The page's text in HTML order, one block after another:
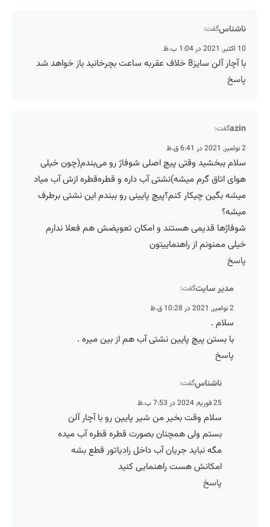
ناشناسگفت:
10 اکتبر, 2021 در 1:04 ب.ظ
با آچار آلن سایز8 خلاف عقربه ساعت بچرخانید باز خواهد شد
پاسخ
azinگفت:
2 نوامبر, 2021 در 6:41 ق.ظ
سلام ببخشید وقتی پیچ اصلی شوفاژ رو می‌بندم(چون خیلی
هوای اتاق گرم میشه)نشتی آب داره و قطره‌قطره ازش آب میاد
میشه بگین چیکار کنم؟پیچ پایینی رو ببندم این نشتی برطرف
میشه؟
شوفاژها قدیمی هستند و امکان تعویضش هم فعلا ندارم
خیلی ممنونم از راهنماییتون
پاسخ
مدیر سایتگفت:
2 نوامبر, 2021 در 10:28 ق.ظ
سلام .
با بستن پیچ پایین نشتی آب هم از بین میره .
پاسخ
ناشناسگفت:
25 فوریه, 2024 در 7:53 ب.ظ
سلام وقت بخیر من شیر پایین رو با آچار آلن
بستم ولی همچنان بصورت قطره‌ قطره آب میده
مگه نباید جریان آب داخل رادیاتور قطع بشه
امکانش هست راهنمایی کنید
پاسخ